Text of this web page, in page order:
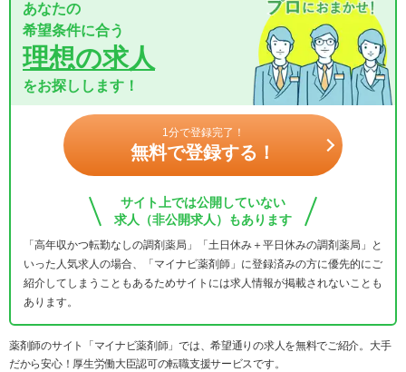
あなたの
希望条件に合う
理想の求人
をお探しします！
1分で登録完了！
無料で登録する！
サイト上では公開していない
求人（非公開求人）もあります
「高年収かつ転勤なしの調剤薬局」「土日休み＋平日休みの調剤薬局」と
いった人気求人の場合、「マイナビ薬剤師」に登録済みの方に優先的にご
紹介してしまうこともあるためサイトには求人情報が掲載されないことも
あります。
薬剤師のサイト「マイナビ薬剤師」では、希望通りの求人を無料でご紹介。大手
だから安心！厚生労働大臣認可の転職支援サービスです。